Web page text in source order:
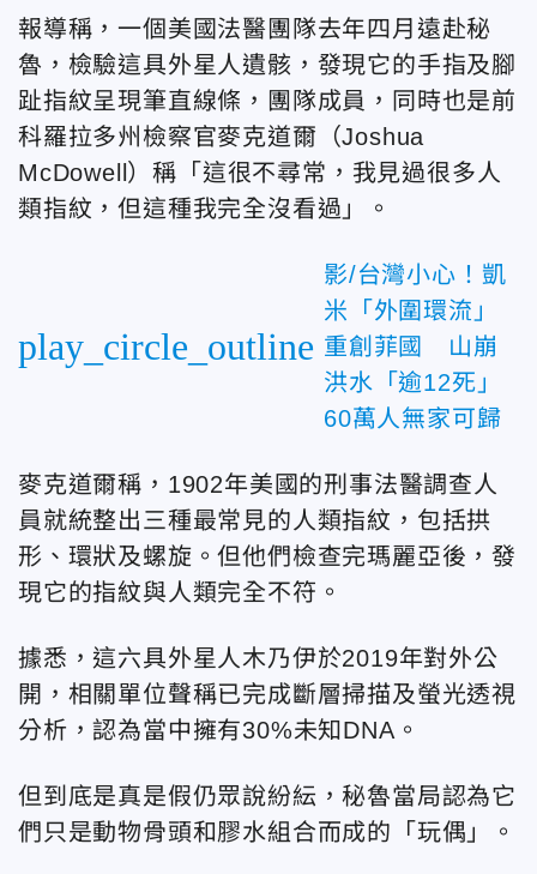
報導稱，一個美國法醫團隊去年四月遠赴秘
魯，檢驗這具外星人遺骸，發現它的手指及腳
趾指紋呈現筆直線條，團隊成員，同時也是前
科羅拉多州檢察官麥克道爾（Joshua
McDowell）稱「這很不尋常，我見過很多人
類指紋，但這種我完全沒看過」。
play_circle_outline
影/台灣小心！凱
米「外圍環流」
重創菲國 山崩
洪水「逾12死」
60萬人無家可歸
麥克道爾稱，1902年美國的刑事法醫調查人
員就統整出三種最常見的人類指紋，包括拱
形、環狀及螺旋。但他們檢查完瑪麗亞後，發
現它的指紋與人類完全不符。
據悉，這六具外星人木乃伊於2019年對外公
開，相關單位聲稱已完成斷層掃描及螢光透視
分析，認為當中擁有30%未知DNA。
但到底是真是假仍眾說紛紜，秘魯當局認為它
們只是動物骨頭和膠水組合而成的「玩偶」。